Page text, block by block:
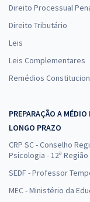
Direito Processual
Direito Tributário
Leis
Leis Complementares
Remédios
PREPARAÇÃO A MÉDIO
LONGO PRAZO
CRP SC - Conselho
Psicologia - 12ª Região
SEDF - Professor
MEC - Ministério da